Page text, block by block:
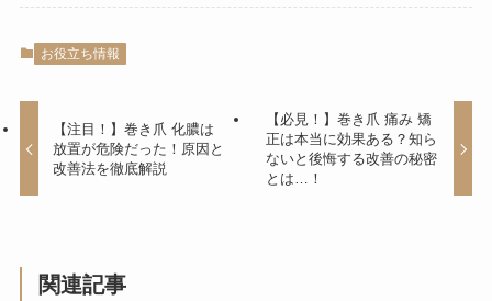
お役立ち情報
【注目！】巻き爪 化膿は
放置が危険だった！原因と
改善法を徹底解説
【必見！】巻き爪 痛み 矯
正は本当に効果ある？知ら
ないと後悔する改善の秘密
とは…！
関連記事